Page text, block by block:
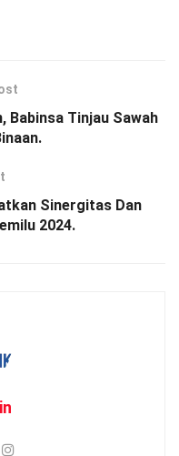
Babinsa Tinjau Sawah
Sinergitas Dan
2024.